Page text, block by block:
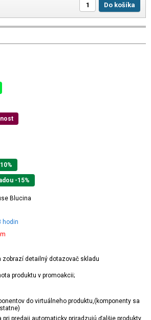
Do košíka
-15%
Blucina
hodin
zobrazí detailný dotazovač skladu
produktu v promoakcii;
do virtuálneho produktu,(komponenty sa
pri predaji automaticky priradzujú ďalšie produkty